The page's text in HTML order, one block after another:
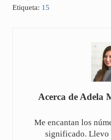
Etiqueta: 15
Acerca deAdela
Me encantan los
significado. Llevo